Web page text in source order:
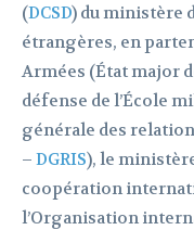
(DCSD) du ministère
étrangères, en
Armées (État major
défense de l’École
générale des
– DGRIS), le
coopération
l’Organisation